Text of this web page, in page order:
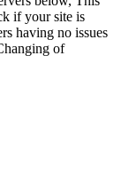
if your site is
having no issues
of